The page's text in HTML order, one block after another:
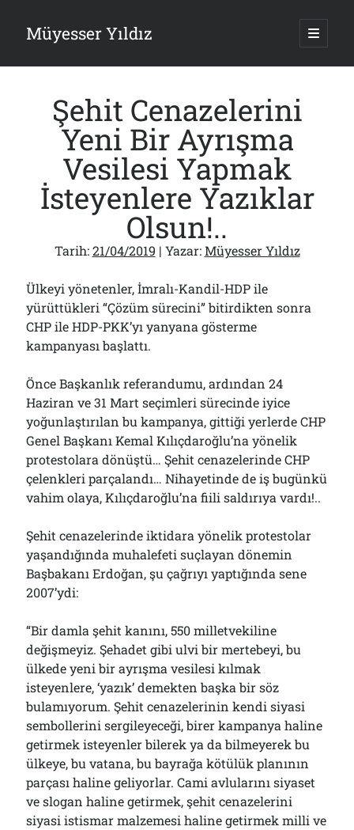
Müyesser Yıldız ana
Yan
Menü
Son Yazılar
Gazi’den Milletvekillerine Kurşun Gibi Sözler!..
05/08/2026
03/08/2026
Er Gaziler 20 Gün Sonra Gelen MSB Heyetine Böyle İsyan Etti:“Bizi
Teröristlere G……yle Güldürdünüz”
01/08/2026
Papazın “Komutanı” Ayasofya ve Patrikhane İçin ABD’yi Göreve
31/07/2026
Arşivler
Arşivler
Şehit Cenazelerini
Yeni Bir Ayrışma
Vesilesi Yapmak
İsteyenlere Yazıklar
Olsun!..
Tarih:21/04/2019 | Yazar:Müyesser Yıldız
Ülkeyi yönetenler, İmralı-Kandil-HDP ile
yürüttükleri “Çözüm sürecini” bitirdikten sonra
CHP ile HDP-PKK’yı yanyana gösterme
kampanyası başlattı.
Önce Başkanlık referandumu, ardından 24
Haziran ve 31 Mart seçimleri sürecinde iyice
yoğunlaştırılan bu kampanya, gittiği yerlerde CHP
Genel Başkanı Kemal Kılıçdaroğlu’na yönelik
protestolara dönüştü… Şehit cenazelerinde CHP
çelenkleri parçalandı… Nihayetinde de iş bugünkü
vahim olaya, Kılıçdaroğlu’na fiili saldırıya vardı!..
Şehit cenazelerinde iktidara yönelik protestolar
yaşandığında muhalefeti suçlayan dönemin
Başbakanı Erdoğan, şu çağrıyı yaptığında sene
2007’ydi:
“Bir damla şehit kanını, 550 milletvekiline
değişmeyiz. Şehadet gibi ulvi bir mertebeyi, bu
ülkede yeni bir ayrışma vesilesi kılmak
isteyenlere, ‘yazık’ demekten başka bir söz
bulamıyorum. Şehit cenazelerinin kendi siyasi
sembollerini sergileyeceği, birer kampanya haline
getirmek isteyenler bilerek ya da bilmeyerek bu
ülkeye, bu vatana, bu bayrağa kötülük planının
parçası haline geliyorlar. Cami avlularını siyaset
ve slogan haline getirmek, şehit cenazelerini
siyasi istismar malzemesi haline getirmek milli ve